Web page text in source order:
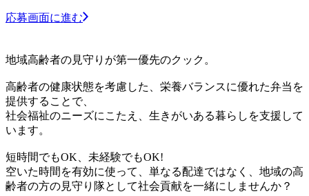
応募画面に進む
地域高齢者の見守りが第一優先のクック。
高齢者の健康状態を考慮した、栄養バランスに優れた弁当を
提供することで、
社会福祉のニーズにこたえ、生きがいある暮らしを支援して
います。
短時間でもOK、未経験でもOK!
空いた時間を有効に使って、単なる配達ではなく、地域の高
齢者の方の見守り隊として社会貢献を一緒にしませんか？